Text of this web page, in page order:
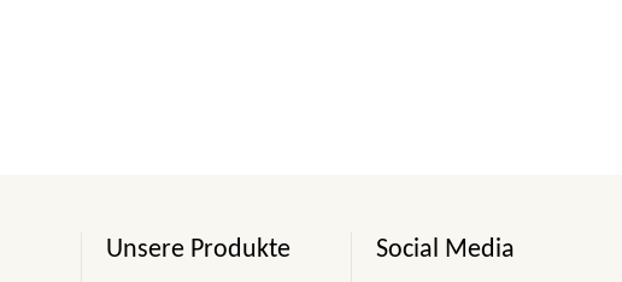
Unsere Produkte Social Media